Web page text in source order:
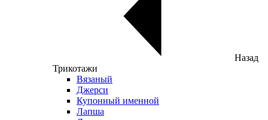
Назад
Трикотажи
Вязаный
Джерси
Купонный именной
Лапша